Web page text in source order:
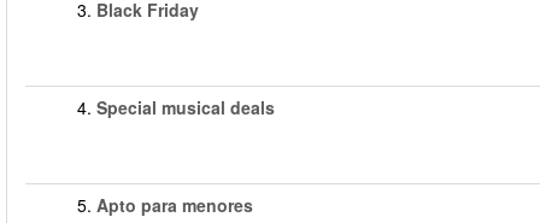
3. Black Friday
4. Special musical deals
5. Apto para menores